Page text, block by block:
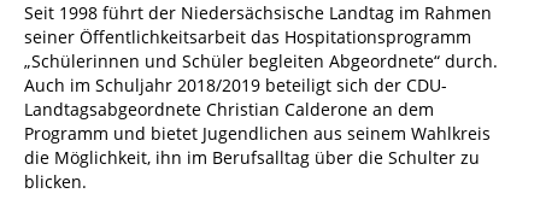
Seit 1998 führt der Niedersächsische Landtag im Rahmen
seiner Öffentlichkeitsarbeit das Hospitationsprogramm
„Schülerinnen und Schüler begleiten Abgeordnete“ durch.
Auch im Schuljahr 2018/2019 beteiligt sich der CDU-
Landtagsabgeordnete Christian Calderone an dem
Programm und bietet Jugendlichen aus seinem Wahlkreis
die Möglichkeit, ihn im Berufsalltag über die Schulter zu
blicken.